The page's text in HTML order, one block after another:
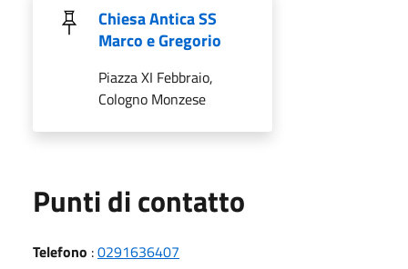
Chiesa Antica SS
Marco e Gregorio
Piazza XI Febbraio,
Cologno Monzese
Punti di contatto
Telefono :0291636407